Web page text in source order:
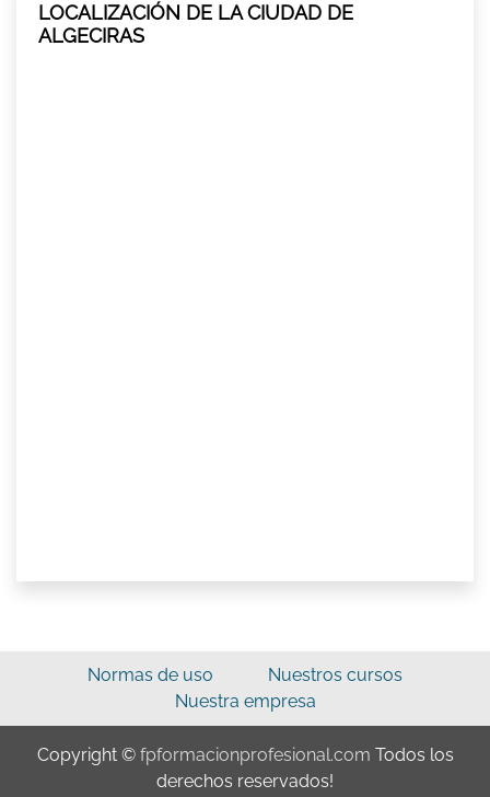
LOCALIZACIÓN DE LA CIUDAD DE
ALGECIRAS
Normas de uso
Nuestros cursos
Nuestra empresa
Copyright © fpformacionprofesional.com Todos los
derechos reservados!